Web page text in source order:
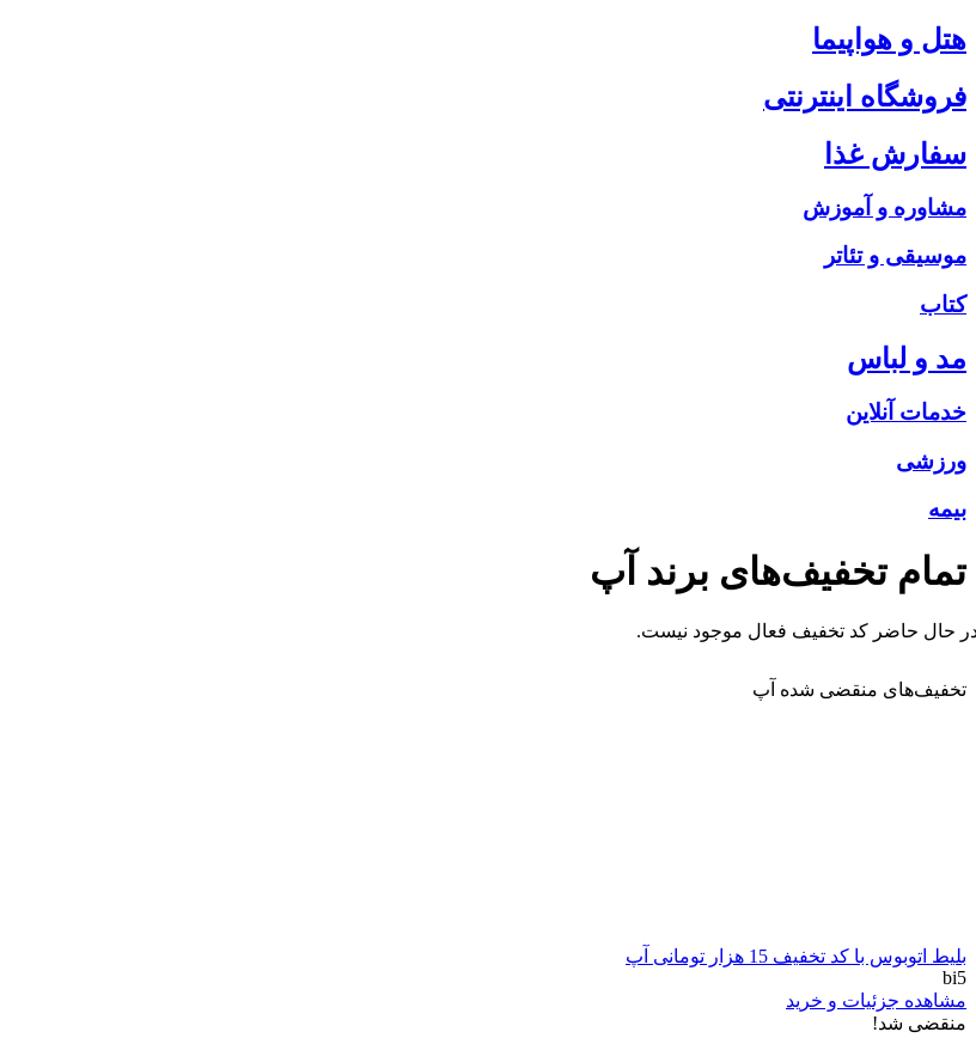
هتل و هواپیما
فروشگاه اینترنتی
سفارش غذا
مشاوره و آموزش
موسیقی و تئاتر
کتاب
مد و لباس
خدمات آنلاین
ورزشی
بیمه
تمام تخفیف‌های برند آپ
حال حاضر کد تخفیف فعال موجود نیست.
تخفیف‌های منقضی شده آپ
بلیط اتوبوس با کد تخفیف 15 هزار تومانی آپ
bi5
مشاهده جزئیات و خرید
منقضی شد!